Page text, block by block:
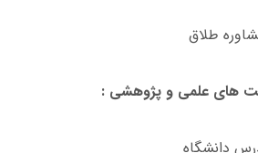
طلاق
های علمی و پژوهشی :
دانشگاه